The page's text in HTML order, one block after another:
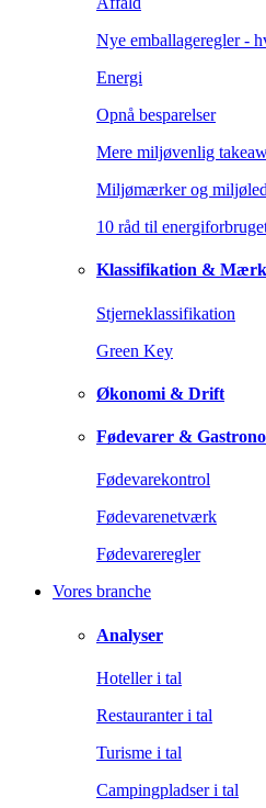
Nye emballageregler -
Energi
Opnå besparelser
Mere miljøvenlig
Miljømærker og
10 råd til
Klassifikation &
Stjerneklassifikation
Green Key
Økonomi & Drift
Fødevarer &
Fødevarekontrol
Fødevarenetværk
Fødevareregler
Vores branche
Analyser
Hoteller i tal
Restauranter i tal
Turisme i tal
Campingpladser i tal